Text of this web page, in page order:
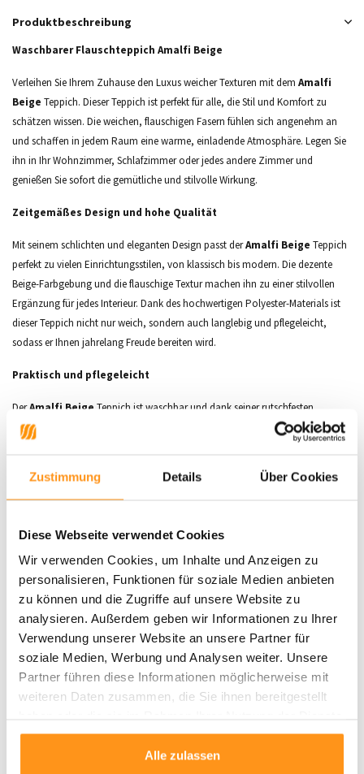
Zustimmung Details Über Cookies
Diese Webseite verwendet Cookies
Wir verwenden Cookies, um Inhalte und Anzeigen zu
personalisieren, Funktionen für soziale Medien anbieten
zu können und die Zugriffe auf unsere Website zu
analysieren. Außerdem geben wir Informationen zu Ihrer
Verwendung unserer Website an unsere Partner für
soziale Medien, Werbung und Analysen weiter. Unsere
Partner führen diese Informationen möglicherweise mit
weiteren Daten zusammen, die Sie ihnen bereitgestellt
gesammelt haben.
Alle zulassen
Nicht auf Lager
Nicht auf Lager
Produktbeschreibung
Waschbarer Flauschteppich Amalfi Beige
Verleihen Sie Ihrem Zuhause den Luxus weicher Texturen mit dem Amalfi
Beige Teppich. Dieser Teppich ist perfekt für alle, die Stil und Komfort zu
schätzen wissen. Die weichen, flauschigen Fasern fühlen sich angenehm an
und schaffen in jedem Raum eine warme, einladende Atmosphäre. Legen Sie
ihn in Ihr Wohnzimmer, Schlafzimmer oder jedes andere Zimmer und
genießen Sie sofort die gemütliche und stilvolle Wirkung.
Zeitgemäßes Design und hohe Qualität
Mit seinem schlichten und eleganten Design passt derAmalfi Beige Teppich
perfekt zu vielen Einrichtungsstilen, von klassisch bis modern. Die dezente
Beige-Farbgebung und die flauschige Textur machen ihn zu einer stilvollen
Ergänzung für jedes Interieur. Dank des hochwertigen Polyester-Materials ist
dieser Teppich nicht nur weich, sondern auch langlebig und pflegeleicht,
sodass er Ihnen jahrelang Freude bereiten wird.
Praktisch und pflegeleicht
DerAmalfi Beige Teppich ist waschbar und dank seiner rutschfesten
Unterseite immer an seinem Platz. Er ist
-zertifiziert, was bedeutet,
dass er frei von Schadstoffen ist und sicher für Ihr Zuhause ist. Verleihen Sie
Komfort und Stil.
Florhöhe:10 mm
Waschbar und pflegeleicht
Pflegehinweise:
Regelmäßig mit einem Staubsauger ohne Bürstenaufsatz reinigen.
Flecken vorsichtig mit einem feuchten Tuch abtupfen und mit einem
geeigneten Teppichreiniger entfernen.
Der Teppich sollte nicht nass gereinigt werden.
Eine professionelle Reinigung wird empfohlen, um die Qualität des